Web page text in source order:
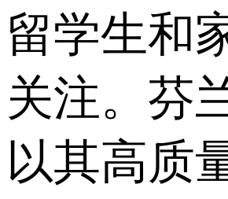
留学生和
关注。芬
以其高质